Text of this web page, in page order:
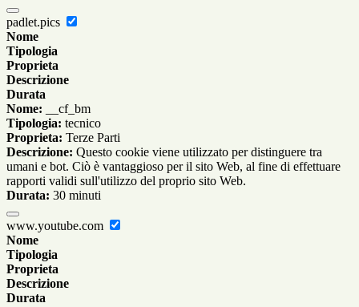
padlet.pics
Nome
Tipologia
Proprieta
Descrizione
Durata
Nome: __cf_bm
Tipologia: tecnico
Proprieta: Terze Parti
Descrizione: Questo cookie viene utilizzato per distinguere tra
umani e bot. Ciò è vantaggioso per il sito Web, al fine di effettuare
rapporti validi sull'utilizzo del proprio sito Web.
Durata: 30 minuti
www.youtube.com
Nome
Tipologia
Proprieta
Descrizione
Durata